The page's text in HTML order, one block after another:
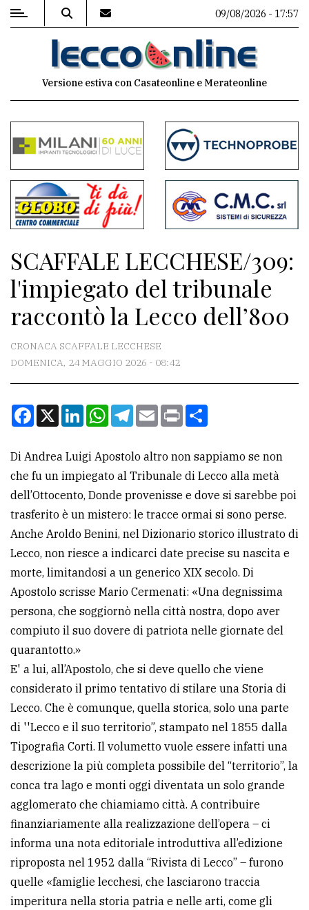
MENU
commenti
Contenuti
del
sito
Meteo
CONTATTI
La
redazione
Per
tua
pubblicità
CERCA
Cerca
per
comune
Ricerca
avanzata
LE
ALTRE
TESTATE
PRIVACY
policy
Cookie
09/08/2026 - 17:57
Versione estiva con Casateonline e Merateonline
SCAFFALE LECCHESE/309:
l'impiegato del tribunale
raccontò la Lecco dell’800
CRONACA SCAFFALE LECCHESE
DOMENICA, 24 MAGGIO 2026 - 08:42
Facebook
X LinkedInWhatsApp
Telegram
EmailPrint
Di Andrea Luigi Apostolo altro non sappiamo se non
che fu un impiegato al Tribunale di Lecco alla metà
dell’Ottocento, Donde provenisse e dove si sarebbe poi
trasferito è un mistero: le tracce ormai si sono perse.
Anche Aroldo Benini, nel Dizionario storico illustrato di
Lecco, non riesce a indicarci date precise su nascita e
morte, limitandosi a un generico XIX secolo. Di
Apostolo scrisse Mario Cermenati: «Una degnissima
persona, che soggiornò nella città nostra, dopo aver
compiuto il suo dovere di patriota nelle giornate del
quarantotto.»
E' a lui, all’Apostolo, che si deve quello che viene
considerato il primo tentativo di stilare una Storia di
Lecco. Che è comunque, quella storica, solo una parte
di ''Lecco e il suo territorio”, stampato nel 1855 dalla
Tipografia Corti. Il volumetto vuole essere infatti una
descrizione la più completa possibile del “territorio”, la
conca tra lago e monti oggi diventata un solo grande
agglomerato che chiamiamo città. A contribuire
finanziariamente alla realizzazione dell’opera – ci
informa una nota editoriale introduttiva all’edizione
riproposta nel 1952 dalla “Rivista di Lecco” – furono
quelle «famiglie lecchesi, che lasciarono traccia
imperitura nella storia patria e nelle arti, come gli